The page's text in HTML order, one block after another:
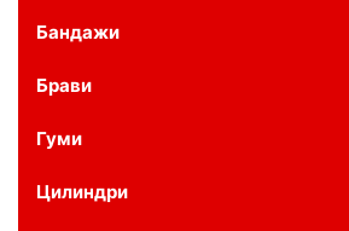
Бандажи
Брави
Гуми
Цилиндри